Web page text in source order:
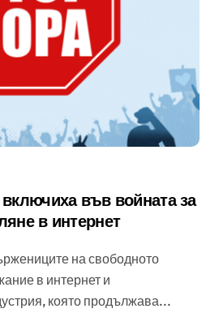
във войната за
в интернет
в интернет и
която продължава...